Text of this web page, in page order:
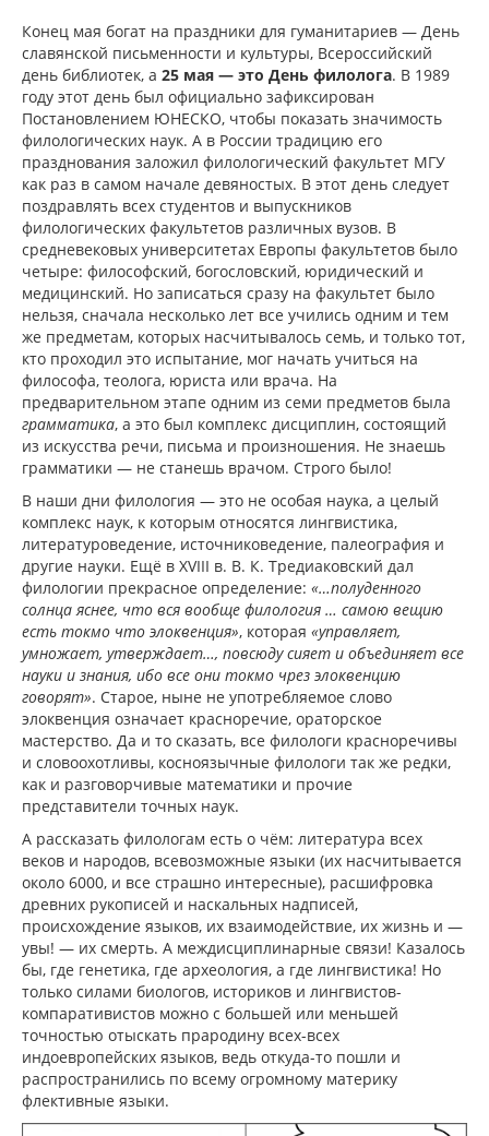
Конец мая богат на праздники для гуманитариев — День
славянской письменности и культуры, Всероссийский
день библиотек, а 25 мая — это День филолога. В 1989
году этот день был официально зафиксирован
Постановлением ЮНЕСКО, чтобы показать значимость
филологических наук. А в России традицию его
празднования заложил филологический факультет МГУ
как раз в самом начале девяностых. В этот день следует
поздравлять всех студентов и выпускников
филологических факультетов различных вузов. В
средневековых университетах Европы факультетов было
четыре: философский, богословский, юридический и
медицинский. Но записаться сразу на факультет было
нельзя, сначала несколько лет все учились одним и тем
же предметам, которых насчитывалось семь, и только тот,
кто проходил это испытание, мог начать учиться на
философа, теолога, юриста или врача. На
предварительном этапе одним из семи предметов была
грамматика, а это был комплекс дисциплин, состоящий
из искусства речи, письма и произношения. Не знаешь
грамматики — не станешь врачом. Строго было!
В наши дни филология — это не особая наука, а целый
комплекс наук, к которым относятся лингвистика,
литературоведение, источниковедение, палеография и
другие науки. Ещё в XVIII в. В. К. Тредиаковский дал
филологии прекрасное определение: «…полуденного
солнца яснее, что вся вообще филология … самою вещию
есть токмо что элоквенция», которая «управляет,
умножает, утверждает…, повсюду сияет и объединяет все
науки и знания, ибо все они токмо чрез элоквенцию
говорят». Старое, ныне не употребляемое слово
элоквенция означает красноречие, ораторское
мастерство. Да и то сказать, все филологи красноречивы
и словоохотливы, косноязычные филологи так же редки,
как и разговорчивые математики и прочие
представители точных наук.
А рассказать филологам есть о чём: литература всех
веков и народов, всевозможные языки (их насчитывается
около 6000, и все страшно интересные), расшифровка
древних рукописей и наскальных надписей,
происхождение языков, их взаимодействие, их жизнь и —
увы! — их смерть. А междисциплинарные связи! Казалось
бы, где генетика, где археология, а где лингвистика! Но
только силами биологов, историков и лингвистов-
компаративистов можно с большей или меньшей
точностью отыскать прародину всех-всех
индоевропейских языков, ведь откуда-то пошли и
распространились по всему огромному материку
флективные языки.